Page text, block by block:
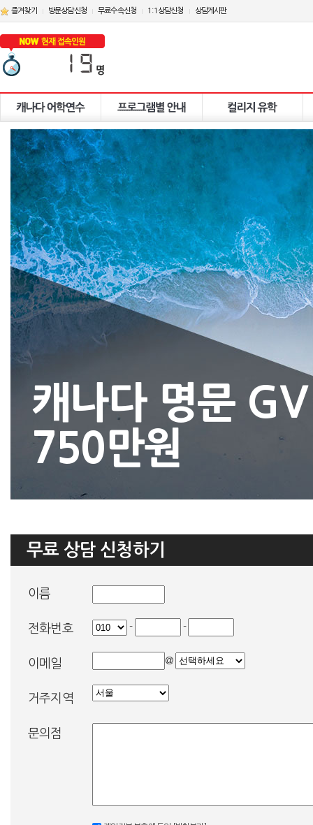
즐겨찾기 방문상담신청 무료수속신청 1:1상담신청 상담게시판
캐나다 명문 GV
750만원
무료 상담 신청하기
- -
@
이름
전화번호
이메일
거주지역
문의점